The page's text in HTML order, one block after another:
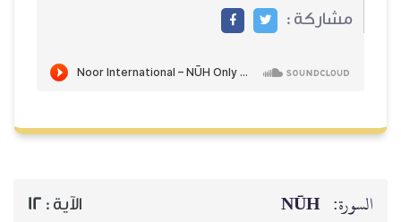
مشاركة :
السورة: NŪH الآية : 12